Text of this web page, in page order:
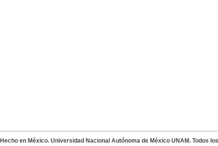
Hecho en México. Universidad Nacional Autónoma de México UNAM. Todos